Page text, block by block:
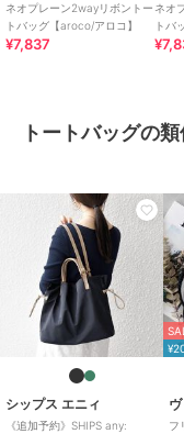
モ
レ
ク
商
以
ッ
就
上
ト
無
ネオプレーン2wayリボントー
トバッグ【aroco/アロコ】
¥7,837
ネオ
トバ
トートバッグの
シップス エニィ
《追加予約》SHIPS any:
フ